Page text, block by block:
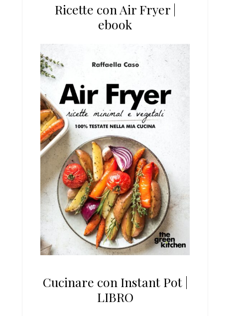
Ricette con Air Fryer |
ebook
Cucinare con Instant Pot |
LIBRO